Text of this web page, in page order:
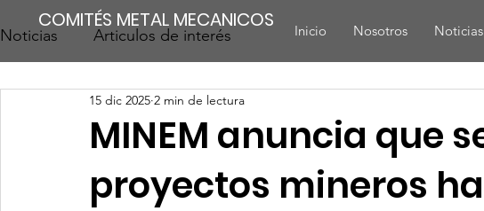
COMITÉS METAL MECANICOS Inicio Nosotros Noticias
Noticias Articulos de interés
MINEM anuncia que
proyectos mineros
15 dic 2025 2 min de lectura